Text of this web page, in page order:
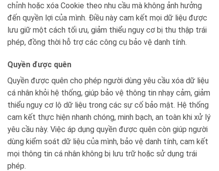
chỉnh hoặc xóa Cookie theo nhu cầu mà không ảnh hưởng
đến quyền lợi của mình. Điều này cam kết mọi dữ liệu được
lưu giữ một cách tối ưu, giảm thiểu nguy cơ bị thu thập trái
phép, đồng thời hỗ trợ các công cụ bảo vệ danh tính.
Quyền được quên
Quyền được quên cho phép người dùng yêu cầu xóa dữ liệu
cá nhân khỏi hệ thống, giúp bảo vệ thông tin nhạy cảm, giảm
thiểu nguy cơ lộ dữ liệu trong các sự cố bảo mật. Hệ thống
cam kết thực hiện nhanh chóng, minh bạch, an toàn khi xử lý
yêu cầu này. Việc áp dụng quyền được quên còn giúp người
dùng kiểm soát dữ liệu của mình, bảo vệ danh tính, cam kết
mọi thông tin cá nhân không bị lưu trữ hoặc sử dụng trái
phép.